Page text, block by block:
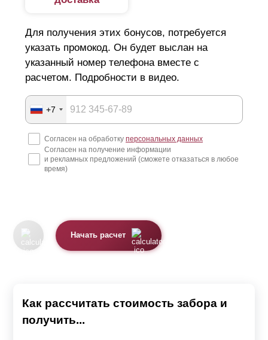
Для получения этих бонусов, потребуется
указать промокод. Он будет выслан на
указанный номер телефона вместе с
расчетом. Подробности в видео.
+7
Согласен на обработку персональных данных
Согласен на получение информации
и рекламных предложений (сможете отказаться в любое
время)
Начать расчет
Как рассчитать стоимость забора и
получить...